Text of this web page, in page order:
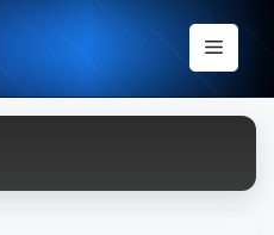
Menu